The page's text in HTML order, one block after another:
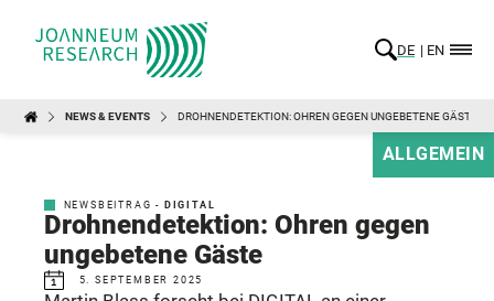
DE EN
NEWS & EVENTS DROHNENDETEKTION: OHREN GEGEN UNGEBETENE GÄSTE
ALLGEMEIN
NEWSBEITRAG - DIGITAL
Drohnendetektion: Ohren gegen
ungebetene Gäste
5. SEPTEMBER 2025